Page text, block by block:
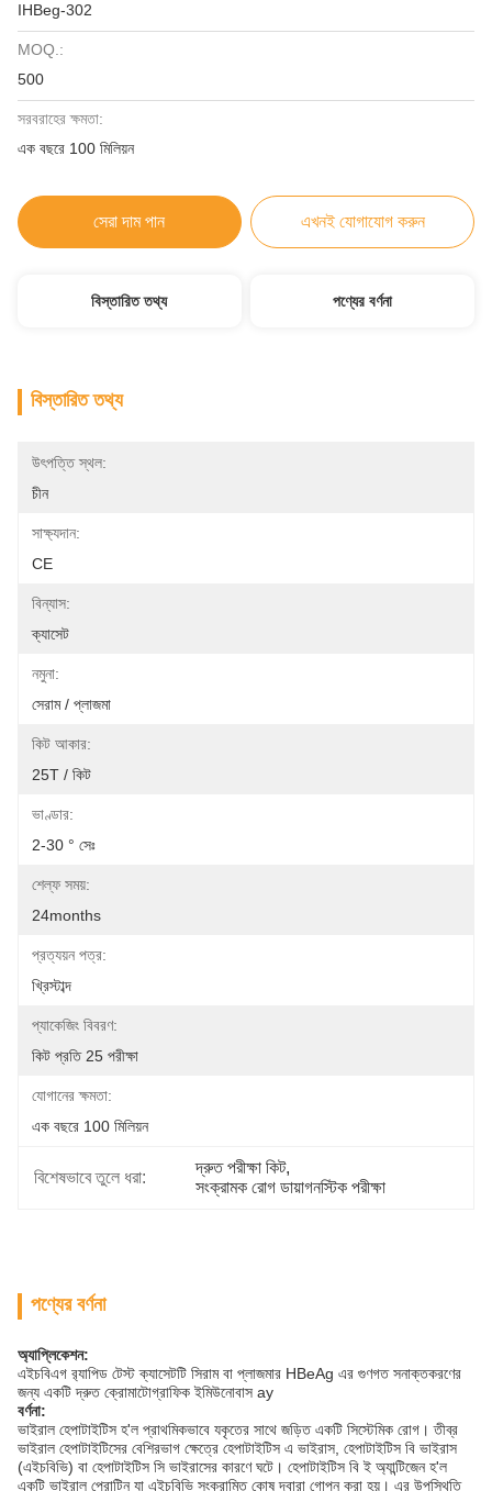
IHBeg-302
MOQ.:
500
সরবরাহের ক্ষমতা:
এক বছরে 100 মিলিয়ন
সেরা দাম পান এখনই যোগাযোগ করুন
বিস্তারিত তথ্য পণ্যের বর্ণনা
বিস্তারিত তথ্য
উৎপত্তি স্থল:
চীন
সাক্ষ্যদান:
CE
বিন্যাস:
ক্যাসেট
নমুনা:
সেরাম / প্লাজমা
কিট আকার:
25T / কিট
ভাণ্ডার:
2-30 ° সেঃ
শেল্ফ সময়:
24months
প্রত্যয়ন পত্র:
খ্রিস্টাব্দ
প্যাকেজিং বিবরণ:
কিট প্রতি 25 পরীক্ষা
যোগানের ক্ষমতা:
এক বছরে 100 মিলিয়ন
বিশেষভাবে তুলে ধরা:
দ্রুত পরীক্ষা কিট,
সংক্রামক রোগ ডায়াগনস্টিক পরীক্ষা
পণ্যের বর্ণনা
অ্যাপ্লিকেশন:
এইচবিএগ র‌্যাপিড টেস্ট ক্যাসেটটি সিরাম বা প্লাজমার HBeAg এর গুণগত সনাক্তকরণের
জন্য একটি দ্রুত ক্রোমাটোগ্রাফিক ইমিউনোবাস ay
বর্ণনা:
ভাইরাল হেপাটাইটিস হ'ল প্রাথমিকভাবে যকৃতের সাথে জড়িত একটি সিস্টেমিক রোগ। তীব্র
ভাইরাল হেপাটাইটিসের বেশিরভাগ ক্ষেত্রে হেপাটাইটিস এ ভাইরাস, হেপাটাইটিস বি ভাইরাস
(এইচবিভি) বা হেপাটাইটিস সি ভাইরাসের কারণে ঘটে। হেপাটাইটিস বি ই অ্যান্টিজেন হ'ল
একটি ভাইরাল প্রোটিন যা এইচবিভি সংক্রামিত কোষ দ্বারা গোপন করা হয়। এর উপস্থিতি